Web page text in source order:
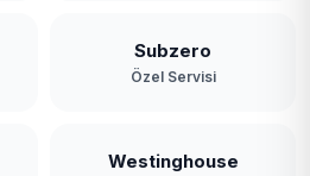
Subzero
Özel Servisi
Westinghouse